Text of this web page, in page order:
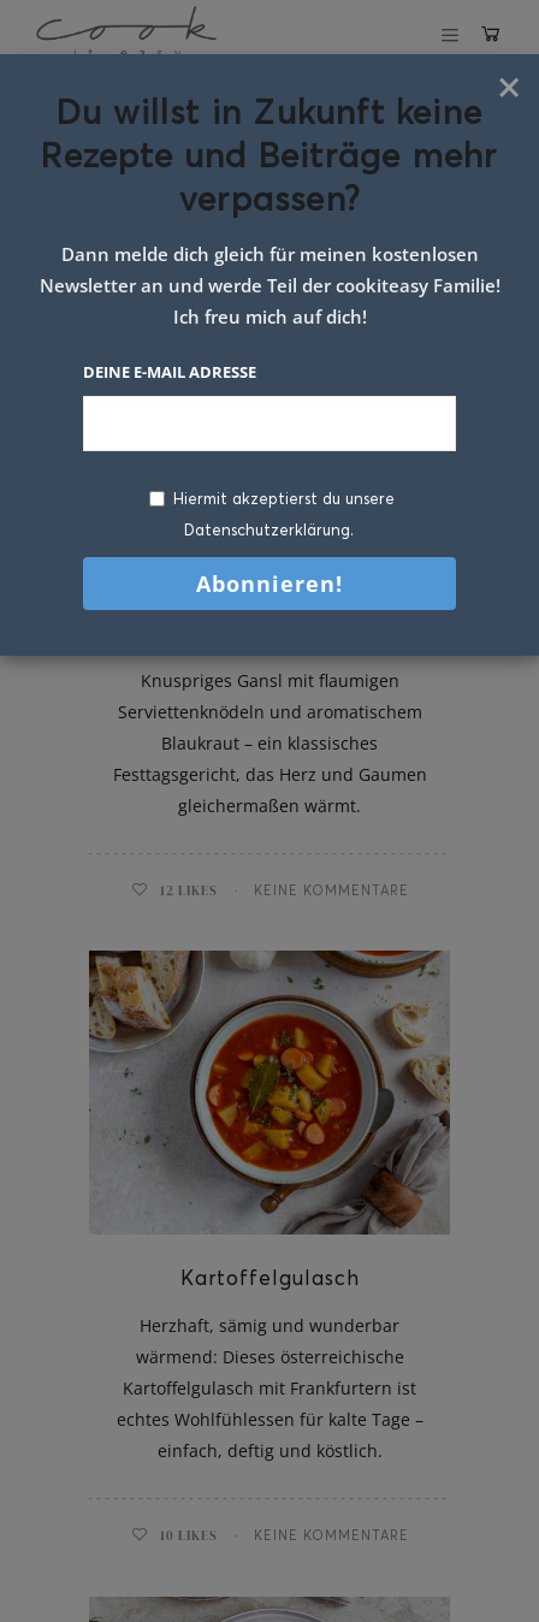
Schlagwort:
Kochen für die
Familie Rezepte
Knuspriges Gansl mit flaumigen
Serviettenknödeln und aromatischem
Blaukraut – ein klassisches
Festtagsgericht, das Herz und Gaumen
gleichermaßen wärmt.
12 LIKES KEINE KOMMENTARE
Kartoffelgulasch
Herzhaft, sämig und wunderbar
wärmend: Dieses österreichische
Kartoffelgulasch mit Frankfurtern ist
echtes Wohlfühlessen für kalte Tage –
einfach, deftig und köstlich.
10 LIKES KEINE KOMMENTARE
×
Du willst in Zukunft keine
Rezepte und Beiträge mehr
verpassen?
Dann melde dich gleich für meinen kostenlosen
Newsletter an und werde Teil der cookiteasy Familie!
Ich freu mich auf dich!
DEINE E-MAIL ADRESSE
Hiermit akzeptierst du unsere
Datenschutzerklärung.